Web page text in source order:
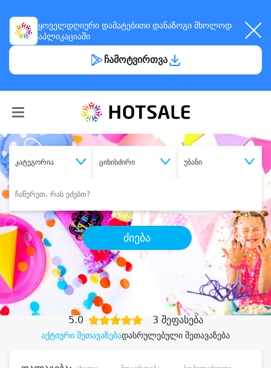
ყოველდღიური დამატებითი დანაზოგი მხოლოდ
აპლიკაციაში
ჩამოტვირთვა
კატეგორია ციხისძირი უბანი
ძიება
შეიძინესასურველი მომსახურება
დიდი დანაზოგით
აქტიური შეთავაზებადასრულებული შეთავაზება
5.0 3 შეფასება